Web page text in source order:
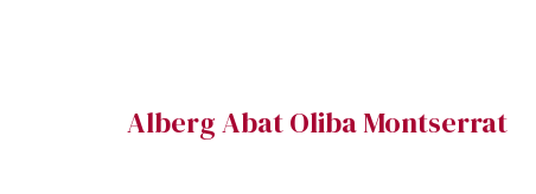
Alberg Abat Oliba Montserrat